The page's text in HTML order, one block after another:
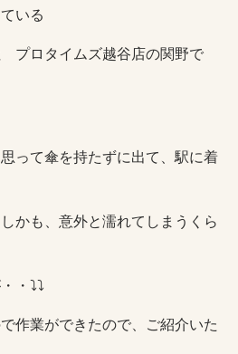
いる
プロタイムズ越谷店の関野で
って傘を持たずに出て、駅に着
も、意外と濡れてしまうくら
・⤵⤵
作業ができたので、ご紹介いた